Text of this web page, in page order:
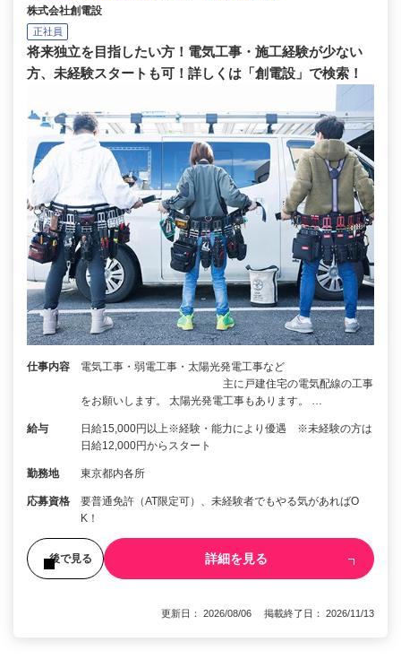
株式会社創電設
正社員
将来独立を目指したい方！電気工事・施工経験が少ない
方、未経験スタートも可！詳しくは「創電設」で検索！
仕事内容
電気工事・弱電工事・太陽光発電工事など
主に戸建住宅の電気配線の工事
をお願いします。 太陽光発電工事もあります。 …
給与
日給15,000円以上※経験・能力により優遇 ※未経験の方は
日給12,000円からスタート
勤務地 東京都内各所
応募資格
要普通免許（AT限定可）、未経験者でもやる気があればO
K！
後で見る 詳細を見る
更新日： 2026/08/06 掲載終了日： 2026/11/13